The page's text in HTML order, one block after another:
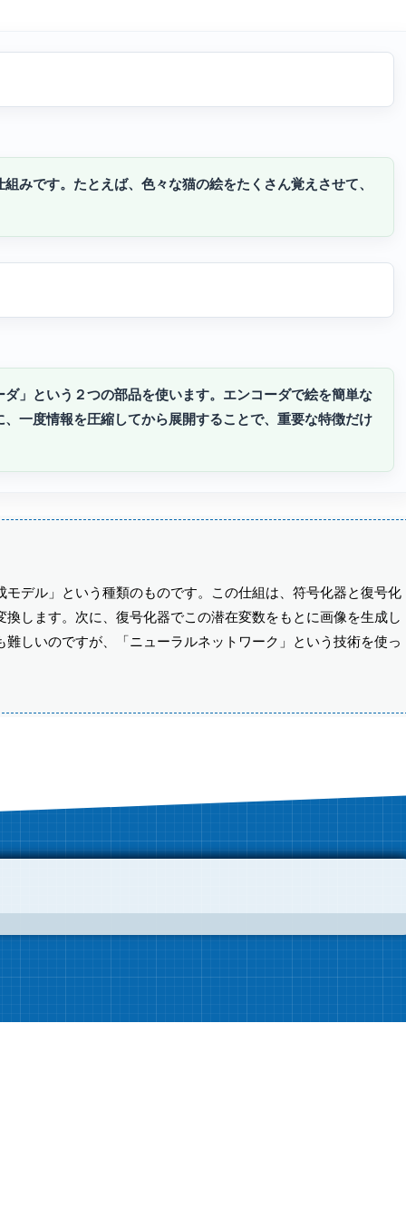
みです。たとえば、色々な猫の絵をたくさん覚えさせて、
」という２つの部品を使います。エンコーダで絵を簡単な
一度情報を圧縮してから展開することで、重要な特徴だけ
デル」という種類のものです。この仕組は、符号化器と復号化
します。次に、復号化器でこの潜在変数をもとに画像を生成し
しいのですが、「ニューラルネットワーク」という技術を使っ